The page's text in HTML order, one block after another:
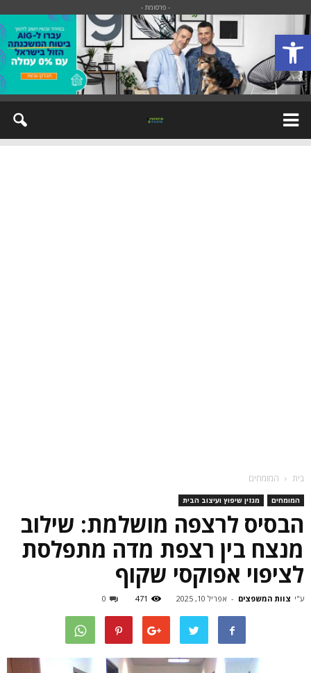
פתח סרגל נגישות
- פרסומת -
בית המומחים
המומחים מגזין שיפוץ ועיצוב הבית
הבסיס לרצפה מושלמת: שילוב
מנצח בין רצפת מדה מתפלסת
לציפוי אפוקסי שקוף
ע"י צוות המשפצים - אפריל 10, 2025 471
0